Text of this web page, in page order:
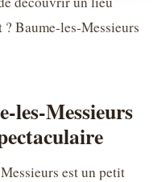
Baume-les-Messieurs
les-Messieurs
est un petit